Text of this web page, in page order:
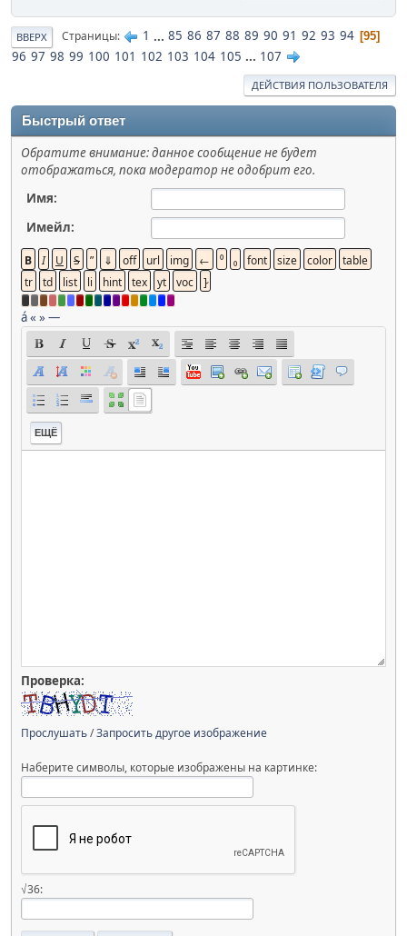
ВВЕРХ Страницы 1 ... 85 86 87 88 89 90 91 92 93 94 95
96 97 98 99 100 101 102 103 104 105 ... 107
ДЕЙСТВИЯ ПОЛЬЗОВАТЕЛЯ
Быстрый ответ
Обратите внимание: данное сообщение не будет
отображаться, пока модератор не одобрит его.
Имя:
Имейл:
á« »—
ЕЩЁ
Проверка:
Прослушать/Запросить другое изображение
Наберите символы, которые изображены на картинке:
√36: